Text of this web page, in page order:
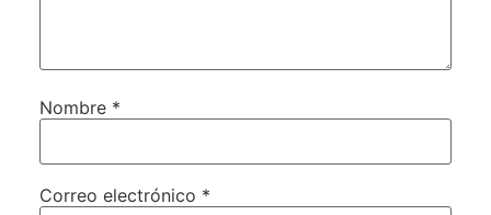
Nombre *
Correo electrónico *